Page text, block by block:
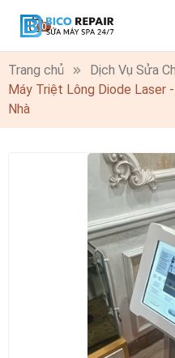
0
Trang chủ Dịch Vụ Sửa
Máy Triệt Lông Diode Laser
Nhà